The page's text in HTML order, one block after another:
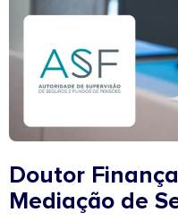
Doutor
Mediação de